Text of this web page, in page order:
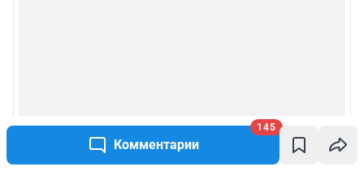
Комментарии
145